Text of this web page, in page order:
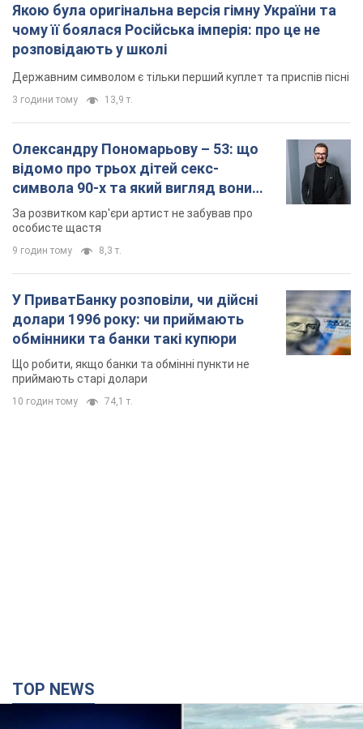
Якою була оригінальна версія гімну України та
чому її боялася Російська імперія: про це не
розповідають у школі
Державним символом є тільки перший куплет та приспів пісні
3 години тому 13,9 т.
Олександру Пономарьову – 53: що
відомо про трьох дітей секс-
символа 90-х та який вигляд вони
мають
За розвитком кар'єри артист не забував про
особисте щастя
9 годин тому 8,3 т.
У ПриватБанку розповіли, чи дійсні
долари 1996 року: чи приймають
обмінники та банки такі купюри
Що робити, якщо банки та обмінні пункти не
приймають старі долари
10 годин тому 74,1 т.
TOP NEWS